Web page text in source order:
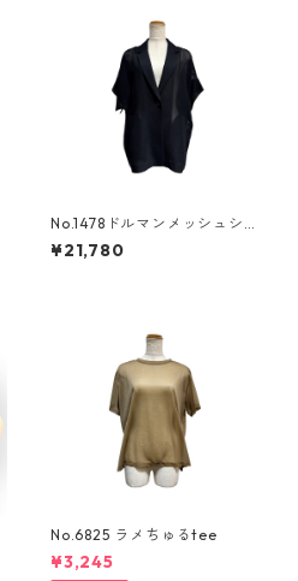
No.1478ドルマンメッシュシア
ージャケット
¥21,780
No.6825 ラメちゅるtee
¥3,245